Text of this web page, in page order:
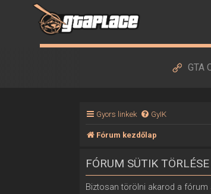
GTA
Gyors linkek GyIK
Fórum kezdőlap
FÓRUM SÜTIK TÖRLÉSE
Biztosan törölni akarod a fórum